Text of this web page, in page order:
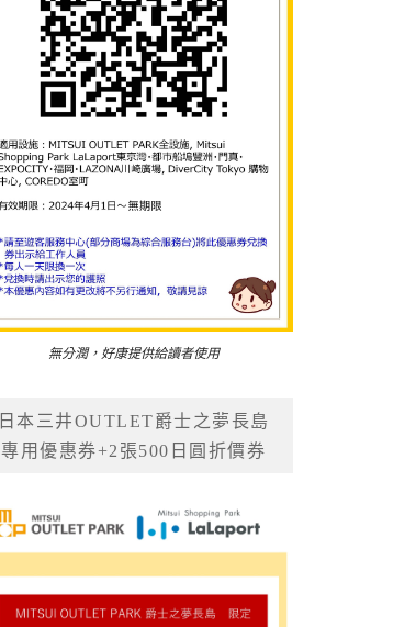
無分潤，好康提供給讀者使用
日本三井OUTLET爵士之夢長島
專用優惠券+2張500日圓折價券